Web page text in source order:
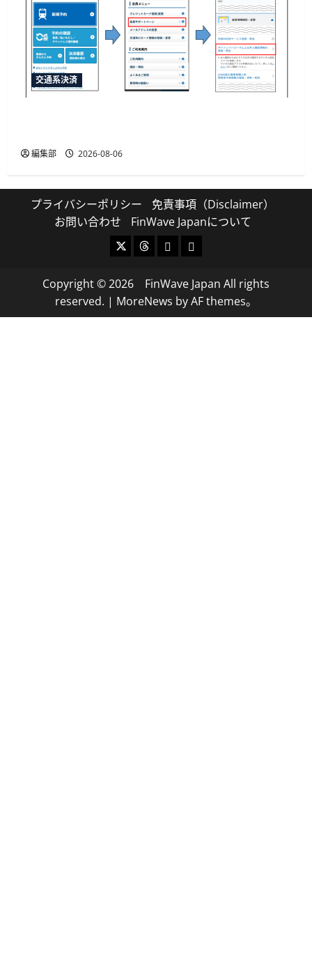
交通系決済
編集部 2026-08-06
プライバシーポリシー
免責事項（Disclaimer）
お問い合わせ
FinWave Japanについて
X ThreadsBlueskyMastodon
Copyright © 2026 FinWave Japan All rights
reserved. | MoreNews by AF themes。